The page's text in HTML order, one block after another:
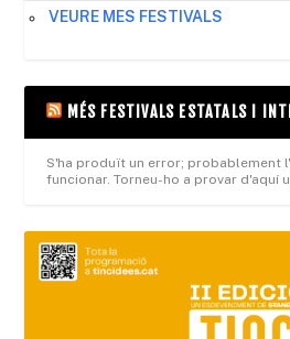
VEURE MES FESTIVALS
MÉS FESTIVALS ESTATALS I
S'ha produït un error; probablement
funcionar. Torneu-ho a provar d'aquí